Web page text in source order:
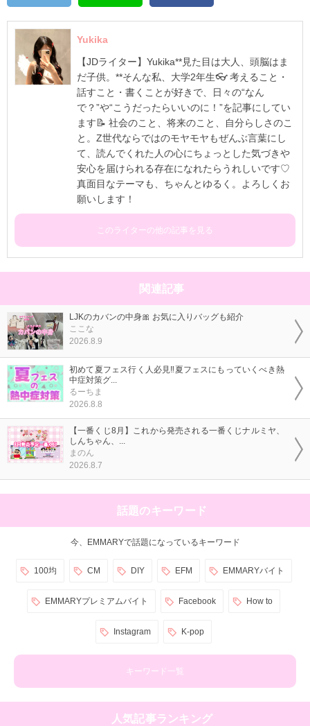
Yukika
【JDライター】Yukika**見た目は大人、頭脳はま
だ子供。**そんな私、大学2年生👓 考えること・
話すこと・書くことが好きで、日々の“なん
で？”や“こうだったらいいのに！”を記事にしてい
ます📝 社会のこと、将来のこと、自分らしさのこ
と。Z世代ならではのモヤモヤもぜんぶ言葉にし
て、読んでくれた人の心にちょっとした気づきや
安心を届けられる存在になれたらうれしいです♡
真面目なテーマも、ちゃんとゆるく。よろしくお
願いします！
このライターの他の記事を見る
関連記事
LJKのカバンの中身🎀 お気に入りバッグも紹介
ここな
2026.8.9
初めて夏フェス行く人必見‼️夏フェスにもっていくべき熱
中症対策グ...
るーちま
2026.8.8
【一番くじ8月】これから発売される一番くじナルミヤ、
しんちゃん、...
まのん
2026.8.7
話題のキーワード
今、EMMARYで話題になっているキーワード
100均 CM DIY EFM EMMARYバイト
EMMARYプレミアムバイト Facebook How to
Instagram K-pop
キーワード一覧
人気記事ランキング